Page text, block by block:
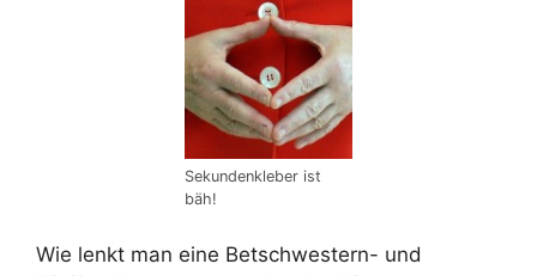
Sekundenkleber ist
bäh!
Wie lenkt man eine Betschwestern- und